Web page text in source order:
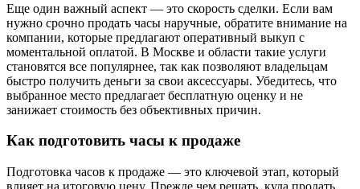
Еще один важный аспект — это скорость сделки. Если вам
нужно срочно продать часы наручные, обратите внимание на
компании, которые предлагают оперативный выкуп с
моментальной оплатой. В Москве и области такие услуги
становятся все популярнее, так как позволяют владельцам
быстро получить деньги за свои аксессуары. Убедитесь, что
выбранное место предлагает бесплатную оценку и не
занижает стоимость без объективных причин.
Как подготовить часы к продаже
Подготовка часов к продаже — это ключевой этап, который